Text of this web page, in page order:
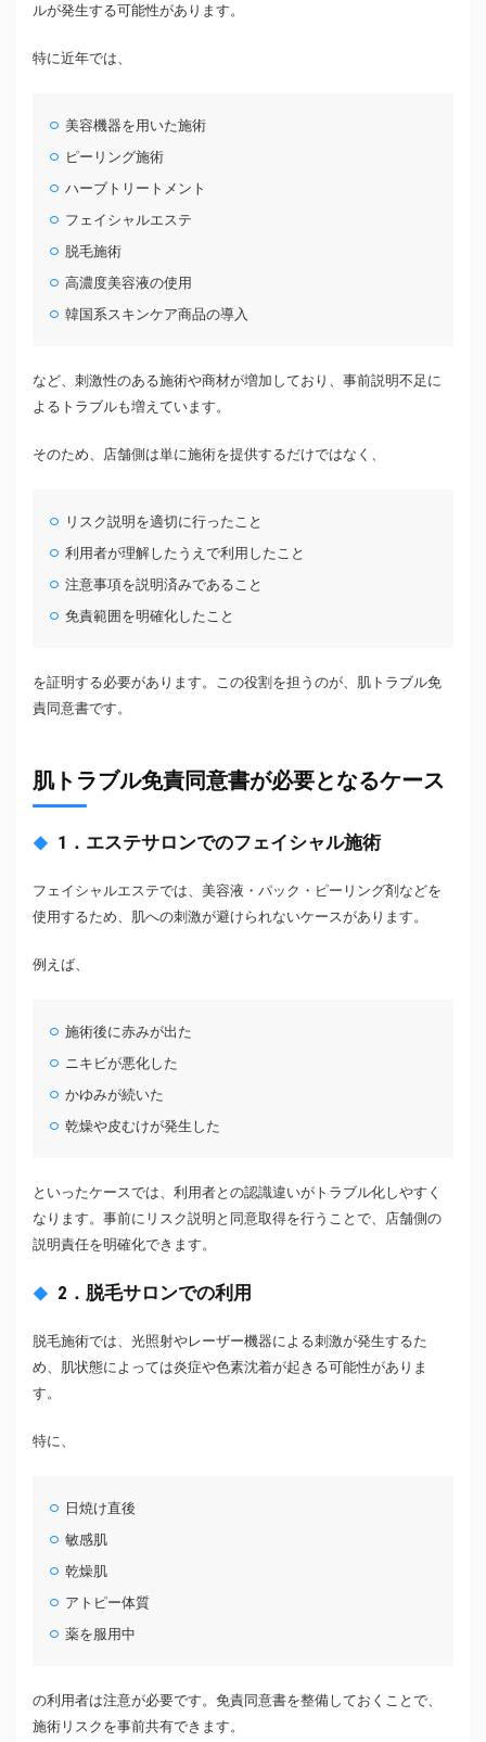
ルが発生する可能性があります。
特に近年では、
美容機器を用いた施術
ピーリング施術
ハーブトリートメント
フェイシャルエステ
脱毛施術
高濃度美容液の使用
韓国系スキンケア商品の導入
など、刺激性のある施術や商材が増加しており、事前説明不足に
よるトラブルも増えています。
そのため、店舗側は単に施術を提供するだけではなく、
リスク説明を適切に行ったこと
利用者が理解したうえで利用したこと
注意事項を説明済みであること
免責範囲を明確化したこと
を証明する必要があります。この役割を担うのが、肌トラブル免
責同意書です。
肌トラブル免責同意書が必要となるケース
1．エステサロンでのフェイシャル施術
フェイシャルエステでは、美容液・パック・ピーリング剤などを
使用するため、肌への刺激が避けられないケースがあります。
例えば、
施術後に赤みが出た
ニキビが悪化した
かゆみが続いた
乾燥や皮むけが発生した
といったケースでは、利用者との認識違いがトラブル化しやすく
なります。事前にリスク説明と同意取得を行うことで、店舗側の
説明責任を明確化できます。
2．脱毛サロンでの利用
脱毛施術では、光照射やレーザー機器による刺激が発生するた
め、肌状態によっては炎症や色素沈着が起きる可能性がありま
す。
特に、
日焼け直後
敏感肌
乾燥肌
アトピー体質
薬を服用中
の利用者は注意が必要です。免責同意書を整備しておくことで、
施術リスクを事前共有できます。